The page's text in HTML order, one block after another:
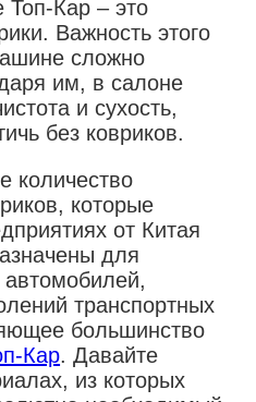
Топ-Кар – это
Важность этого
сложно
им, в салоне
и сухость,
без ковриков.
количество
которые
от Китая
для
транспортных
большинство
Кар. Давайте
из которых